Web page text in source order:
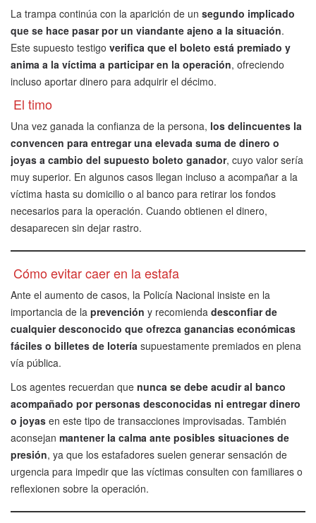
La trampa continúa con la aparición de un segundo implicado
que se hace pasar por un viandante ajeno a la situación.
Este supuesto testigo verifica que el boleto está premiado y
anima a la víctima a participar en la operación, ofreciendo
incluso aportar dinero para adquirir el décimo.
El timo
Una vez ganada la confianza de la persona, los delincuentes la
convencen para entregar una elevada suma de dinero o
joyas a cambio del supuesto boleto ganador, cuyo valor sería
muy superior. En algunos casos llegan incluso a acompañar a la
víctima hasta su domicilio o al banco para retirar los fondos
necesarios para la operación. Cuando obtienen el dinero,
desaparecen sin dejar rastro.
Cómo evitar caer en la estafa
Ante el aumento de casos, la Policía Nacional insiste en la
importancia de la prevención y recomienda desconfiar de
cualquier desconocido que ofrezca ganancias económicas
fáciles o billetes de lotería supuestamente premiados en plena
vía pública.
Los agentes recuerdan que nunca se debe acudir al banco
acompañado por personas desconocidas ni entregar dinero
o joyas en este tipo de transacciones improvisadas. También
aconsejan mantener la calma ante posibles situaciones de
presión, ya que los estafadores suelen generar sensación de
urgencia para impedir que las víctimas consulten con familiares o
reflexionen sobre la operación.